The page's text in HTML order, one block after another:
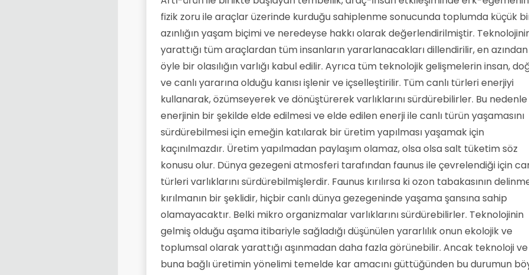
fizik zoru ile araçlar üzerinde kurduğu sahiplenme sonucunda toplumda küçük
azınlığın yaşam biçimi ve neredeyse hakkı olarak değerlendirilmiştir.
yarattığı tüm araçlardan tüm insanların yararlanacakları dillendirilir, en azından
öyle bir olasılığın varlığı kabul edilir. Ayrıca tüm teknolojik gelişmelerin insan,
ve canlı yararına olduğu kanısı işlenir ve içselleştirilir. Tüm canlı türleri enerjiyi
kullanarak, özümseyerek ve dönüştürerek varlıklarını sürdürebilirler. Bu nedenle
enerjinin bir şekilde elde edilmesi ve elde edilen enerji ile canlı türün yaşamasını
sürdürebilmesi için emeğin katılarak bir üretim yapılması yaşamak için
kaçınılmazdır. Üretim yapılmadan paylaşım olamaz, olsa olsa salt tüketim söz
konusu olur. Dünya gezegeni atmosferi tarafından faunus ile çevrelendiği için
türleri varlıklarını sürdürebilmişlerdir. Faunus kırılırsa ki ozon tabakasının
kırılmanın bir şeklidir, hiçbir canlı dünya gezegeninde yaşama şansına sahip
olamayacaktır. Belki mikro organizmalar varlıklarını sürdürebilirler. Teknolojinin
gelmiş olduğu aşama itibariyle sağladığı düşünülen yararlılık onun ekolojik ve
toplumsal olarak yarattığı aşınmadan daha fazla görünebilir. Ancak teknoloji ve
buna bağlı üretimin yönelimi temelde kar amacını güttüğünden bu durumun